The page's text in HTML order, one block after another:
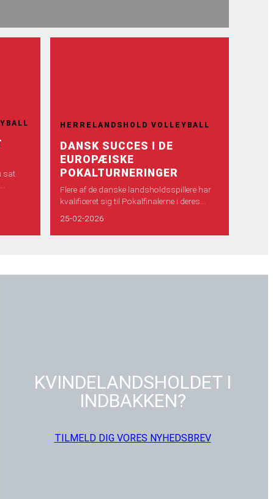
sat
HERRELANDSHOLD VOLLEYBALL
DANSK SUCCES I DE
EUROPÆISKE
POKALTURNERINGER
Flere af de danske landsholdsspillere har
kvalificeret sig til Pokalfinalerne i deres
Europa.
25-02-2026
KVINDELANDSHOLDET I
INDBAKKEN?
TILMELD DIG VORES NYHEDSBREV